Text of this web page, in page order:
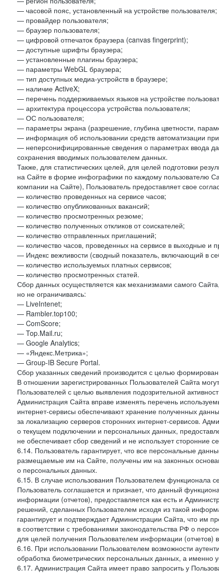
— часовой пояс, установленный на устройстве пользователя;
— провайдер пользователя;
— браузер пользователя;
— цифровой отпечаток браузера (canvas fingerprint);
— доступные шрифты браузера;
— установленные плагины браузера;
— параметры WebGL браузера;
— тип доступных медиа-устройств в браузере;
— наличие ActiveX;
— перечень поддерживаемых языков на устройстве
— архитектура процессора устройства пользователя;
— ОС пользователя;
— параметры экрана (разрешение, глубина цветности,
— информация об использовании средств автоматизации
— неперсонифицированные сведения о параметрах ввода
сохранения вводимых пользователем данных.
Также, для статистических целей, для целей подготовки
на Сайте в форме инфографики по каждому пользователю
компании на Сайте), Пользователь предоставляет свое
— количество проведенных на сервисе часов;
— количество опубликованных вакансий;
— количество просмотренных резюме;
— количество полученных откликов от соискателей;
— количество отправленных приглашений;
— количество часов, проведенных на сервисе в выходные и
— Индекс вежливости (сводный показатель, включающий в
— количество используемых платных сервисов;
— количество просмотренных статей.
Сбор данных осуществляется как механизмами самого
но не ограничиваясь:
— LiveIntenet;
— Rambler.top100;
— ComScore;
— Top.Mail.ru;
— Google Analytics;
— «Яндекс.Метрика»;
— Group-IB Secure Portal.
Сбор указанных сведений производится с целью
В отношении зарегистрированных Пользователей Сайта
Пользователей с целью выявления подозрительной
Администрация Сайта вправе изменять перечень
интернет-сервисы обеспечивают хранение полученных
за локализацию серверов сторонних интернет-сервисов.
о текущем подключении и персональных данных,
не обеспечивает сбор сведений и не использует
6.14. Пользователь гарантирует, что все персональные
размещаемые им на Сайте, получены им на законных
о персональных данных.
6.15. В случае использования Пользователем функционала
Пользователь соглашается и признает, что данный
информации (отчетов), предоставляется как есть и
решений, сделанных Пользователем исходя из такой
гарантирует и подтверждает Администрации Сайта, что им
в соответствии с требованиями законодательства РФ о
для целей получения Пользователем информации (отчетов)
6.16. При использовании Пользователем возможности
обработка биометрических персональных данных, а именно
6.17. Администрация Сайта имеет право запросить у